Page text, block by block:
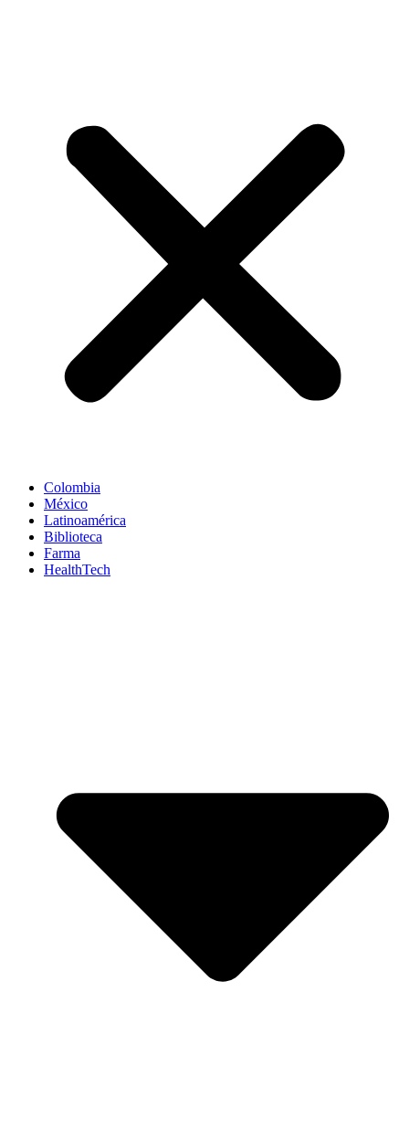
Colombia
México
Latinoamérica
Biblioteca
Farma
HealthTech